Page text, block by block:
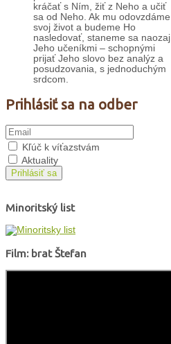
kráčať s Ním, žiť z Neho a učiť
sa od Neho. Ak mu odovzdáme
svoj život a budeme Ho
nasledovať, staneme sa naozaj
Jeho učeníkmi – schopnými
prijať Jeho slovo bez analýz a
posudzovania, s jednoduchým
srdcom.
Prihlásiť sa na odber
Kľúč k víťazstvám
Aktuality
Prihlásiť sa
Minoritský list
Film: brat Štefan